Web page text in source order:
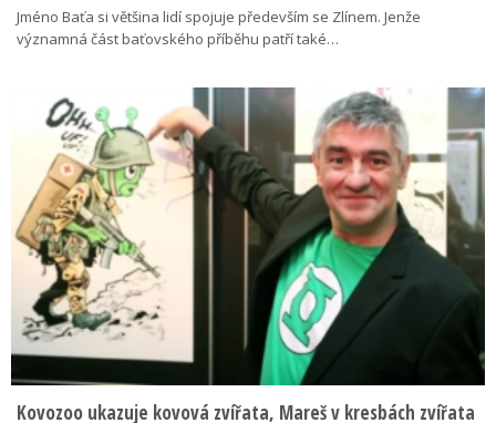
Jméno Baťa si většina lidí spojuje především se Zlínem. Jenže
významná část baťovského příběhu patří také…
Kovozoo ukazuje kovová zvířata, Mareš v kresbách zvířata